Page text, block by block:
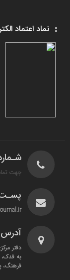
نماد اعتماد
جهت
پسـت
دفتر
فرهنگ، پلاک